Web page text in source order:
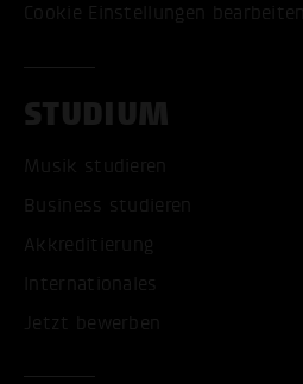
Cookie Einstellungen bearbeiten
STUDIUM
Musik studieren
Business studieren
Akkreditierung
Internationales
Jetzt bewerben